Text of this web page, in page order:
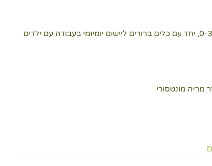
להעניק ידע מקצועי, עומק והבנה מעשית בגישת המונטסורי לגילאי 0-3, יחד עם כלים ברורים ליישום יומיומי בעבודה עם ילדים
מריה מונטסורי